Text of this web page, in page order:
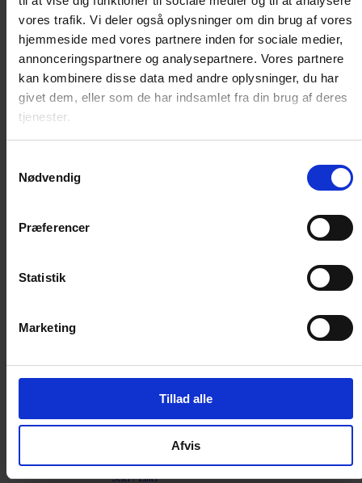
vores trafik. Vi deler også oplysninger om din brug af vores
hjemmeside med vores partnere inden for sociale medier,
annonceringspartnere og analysepartnere. Vores partnere
kan kombinere disse data med andre oplysninger, du har
givet dem, eller som de har indsamlet fra din brug af deres
tjenester.
Nødvendig
Præferencer
Statistik
Marketing
Tillad alle
Afvis
Sår / Rifter
Øjne / Ører
Diverse plejeprodukter
Kattedør
Microchip kattelem
Huler, senge, madrasser
Træning
Sikkerhed
Halsbånd og seler
Seler / Liner